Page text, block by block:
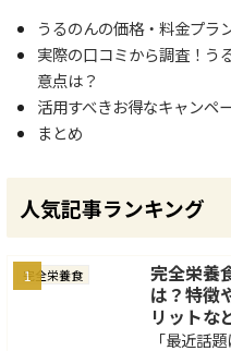
うるのんの価格・料金プラ
実際の口コミから調査！う
意点は？
活用すべきお得なキャンペ
まとめ
人気記事ランキング
完全栄養食
完全栄養
は？特徴
リットな
「最近話